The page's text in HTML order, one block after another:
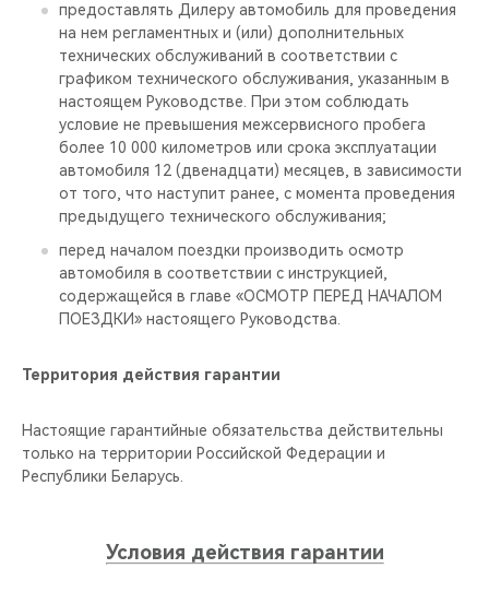
предоставлять Дилеру автомобиль для проведения
на нем регламентных и (или) дополнительных
технических обслуживаний в соответствии с
графиком технического обслуживания, указанным в
настоящем Руководстве. При этом соблюдать
условие не превышения межсервисного пробега
более 10 000 километров или срока эксплуатации
автомобиля 12 (двенадцати) месяцев, в зависимости
от того, что наступит ранее, с момента проведения
предыдущего технического обслуживания;
перед началом поездки производить осмотр
автомобиля в соответствии с инструкцией,
содержащейся в главе «ОСМОТР ПЕРЕД НАЧАЛОМ
ПОЕЗДКИ» настоящего Руководства.
Территория действия гарантии
Настоящие гарантийные обязательства действительны
только на территории Российской Федерации и
Республики Беларусь.
Условия действия гарантии